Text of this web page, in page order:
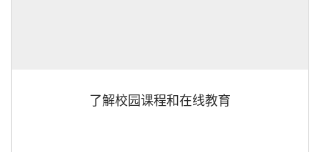
了解校园课程和在线教育